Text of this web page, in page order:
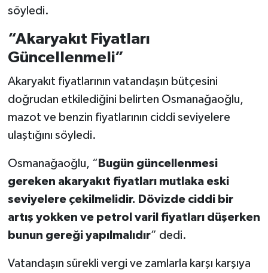
söyledi.
“Akaryakıt Fiyatları
Güncellenmeli”
Akaryakıt fiyatlarının vatandaşın bütçesini
doğrudan etkilediğini belirten Osmanağaoğlu,
mazot ve benzin fiyatlarının ciddi seviyelere
ulaştığını söyledi.
Osmanağaoğlu, “ Bugün güncellenmesi
gereken akaryakıt fiyatları mutlaka eski
seviyelere çekilmelidir. Dövizde ciddi bir
artış yokken ve petrol varil fiyatları düşerken
bunun gereği yapılmalıdır” dedi.
Vatandaşın sürekli vergi ve zamlarla karşı karşıya